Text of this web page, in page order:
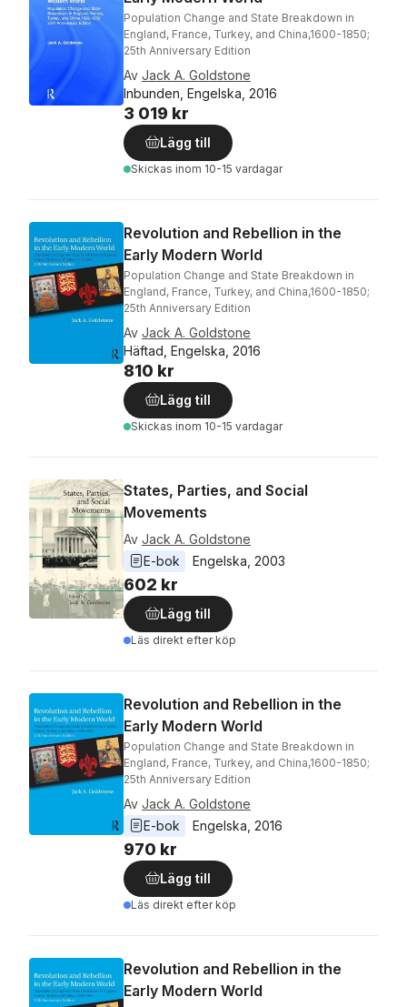
Population Change and State Breakdown in
England, France, Turkey, and China,1600-1850;
25th Anniversary Edition
Av Jack A. Goldstone
Inbunden, Engelska, 2016
3 019 kr
Lägg till
Skickas inom 10-15 vardagar
Revolution and Rebellion in the
Early Modern World
Population Change and State Breakdown in
England, France, Turkey, and China,1600-1850;
25th Anniversary Edition
Av Jack A. Goldstone
Häftad, Engelska, 2016
810 kr
Lägg till
Skickas inom 10-15 vardagar
States, Parties, and Social
Movements
Av Jack A. Goldstone
E-bok
Engelska 2003
602 kr
Lägg till
Läs direkt efter köp
Revolution and Rebellion in the
Early Modern World
Population Change and State Breakdown in
England, France, Turkey, and China,1600-1850;
25th Anniversary Edition
Av Jack A. Goldstone
E-bok
Engelska 2016
970 kr
Lägg till
Läs direkt efter köp
Revolution and Rebellion in the
Early Modern World